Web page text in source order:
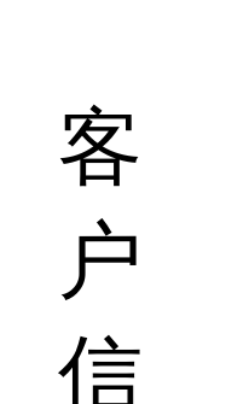
客
户
信